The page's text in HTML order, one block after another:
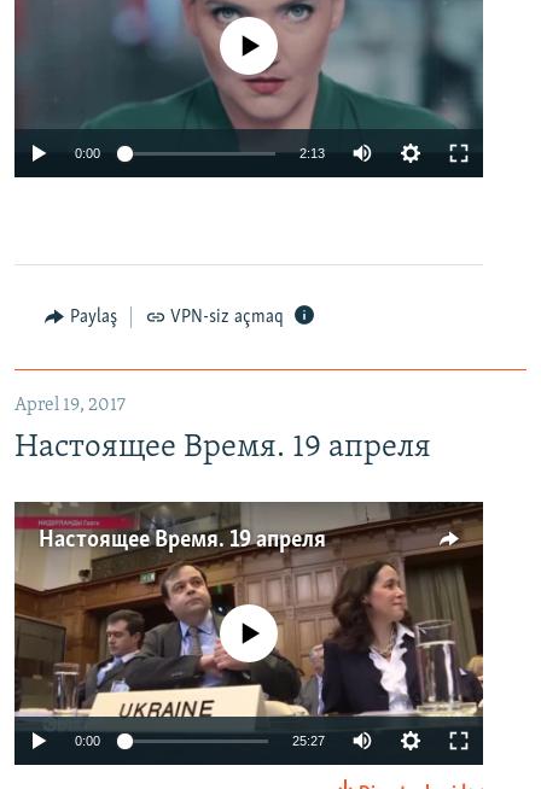
No media source currently available
0:00 2:13
Paylaş VPN-siz açmaq
Aprel 19, 2017
Настоящее Время. 19 апреля
Настоящее Время. 19 апреля
No media source currently available
0:00 25:27